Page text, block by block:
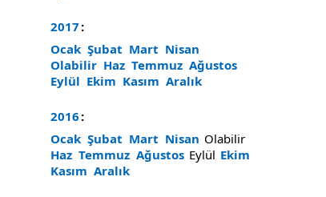
2017 :
Ocak Şubat Mart Nisan
Olabilir Haz Temmuz Ağustos
Eylül Ekim Kasım Aralık
2016 :
Ocak Şubat Mart Nisan Olabilir
Haz Temmuz Ağustos Eylül Ekim
Kasım Aralık